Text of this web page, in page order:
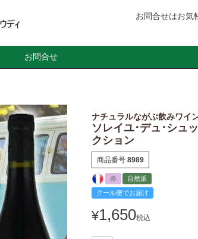
お問合せはお気
お問合せ
ナチュラルながぶ飲みワイ
ソレイユ･デュ･シュ
クション
商品番号 8989
赤
自然派
クール便でお届け
¥1,650税込